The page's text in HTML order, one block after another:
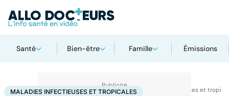
Santé Bien-être Famille Émissions
AccueilSantéMaladiesMaladies infectieusesMaladies infectieuses et
MALADIES INFECTIEUSES ET TROPICALES